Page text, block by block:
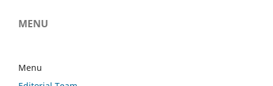
MENU
Menu